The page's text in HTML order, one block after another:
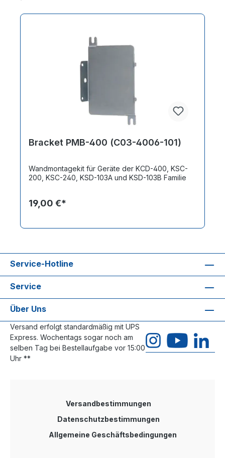
Bracket PMB-400 (C03-4006-101)
Wandmontagekit für Geräte der KCD-400, KSC-
200, KSC-240, KSD-103A und KSD-103B Familie
19,00 €*
Service-Hotline
Service
Über Uns
Versand erfolgt standardmäßig mit UPS
Express. Wochentags sogar noch am
selben Tag bei Bestellaufgabe vor 15:00
Uhr **
Versandbestimmungen
Datenschutzbestimmungen
Allgemeine Geschäftsbedingungen